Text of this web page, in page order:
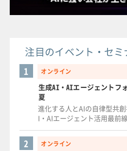
注目のイベント・セ
オンライン
1
生成AI・AIエージェントフ
夏
進化する人とAIの自律型共
I・AIエージェント活用最前線
オンライン
2